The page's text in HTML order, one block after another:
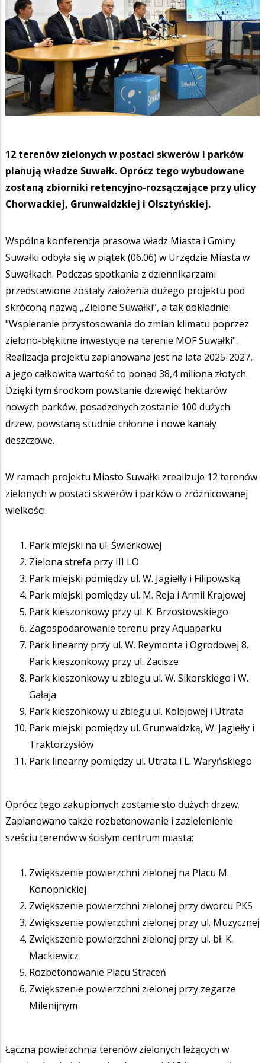
12 terenów zielonych w postaci skwerów i parków
planują władze Suwałk. Oprócz tego wybudowane
zostaną zbiorniki retencyjno-rozsączające przy ulicy
Chorwackiej, Grunwaldzkiej i Olsztyńskiej.
Wspólna konferencja prasowa władz Miasta i Gminy
Suwałki odbyła się w piątek (06.06) w Urzędzie Miasta w
Suwałkach. Podczas spotkania z dziennikarzami
przedstawione zostały założenia dużego projektu pod
skróconą nazwą „Zielone Suwałki”, a tak dokładnie:
"Wspieranie przystosowania do zmian klimatu poprzez
zielono-błękitne inwestycje na terenie MOF Suwałki".
Realizacja projektu zaplanowana jest na lata 2025-2027,
a jego całkowita wartość to ponad 38,4 miliona złotych.
Dzięki tym środkom powstanie dziewięć hektarów
nowych parków, posadzonych zostanie 100 dużych
drzew, powstaną studnie chłonne i nowe kanały
deszczowe.
W ramach projektu Miasto Suwałki zrealizuje 12 terenów
zielonych w postaci skwerów i parków o zróżnicowanej
wielkości.
Park miejski na ul. Świerkowej
Zielona strefa przy III LO
Park miejski pomiędzy ul. W. Jagiełły i Filipowską
Park miejski pomiędzy ul. M. Reja i Armii Krajowej
Park kieszonkowy przy ul. K. Brzostowskiego
Zagospodarowanie terenu przy Aquaparku
Park linearny przy ul. W. Reymonta i Ogrodowej 8.
Park kieszonkowy przy ul. Zacisze
Park kieszonkowy u zbiegu ul. W. Sikorskiego i W.
Gałaja
Park kieszonkowy u zbiegu ul. Kolejowej i Utrata
Park miejski pomiędzy ul. Grunwaldzką, W. Jagiełły i
Traktorzysłów
Park linearny pomiędzy ul. Utrata i L. Waryńskiego
Oprócz tego zakupionych zostanie sto dużych drzew.
Zaplanowano także rozbetonowanie i zazielenienie
sześciu terenów w ścisłym centrum miasta:
Zwiększenie powierzchni zielonej na Placu M.
Konopnickiej
Zwiększenie powierzchni zielonej przy dworcu PKS
Zwiększenie powierzchni zielonej przy ul. Muzycznej
Zwiększenie powierzchni zielonej przy ul. bł. K.
Mackiewicz
Rozbetonowanie Placu Straceń
Zwiększenie powierzchni zielonej przy zegarze
Milenijnym
Łączna powierzchnia terenów zielonych leżących w